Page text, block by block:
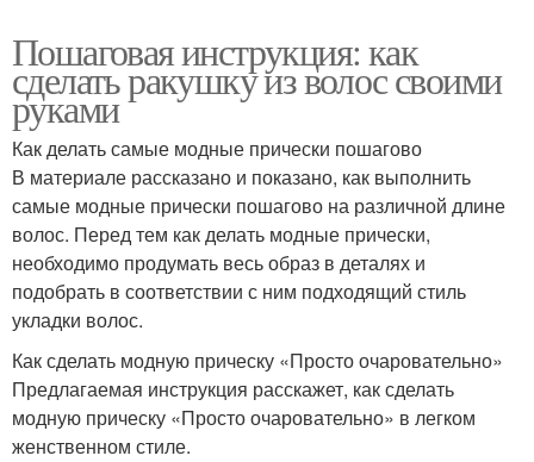
Пошаговая инструкция: как
сделать ракушку из волос своими
руками
Как делать самые модные прически пошагово
В материале рассказано и показано, как выполнить
самые модные прически пошагово на различной длине
волос. Перед тем как делать модные прически,
необходимо продумать весь образ в деталях и
подобрать в соответствии с ним подходящий стиль
укладки волос.
Как сделать модную прическу «Просто очаровательно»
Предлагаемая инструкция расскажет, как сделать
модную прическу «Просто очаровательно» в легком
женственном стиле.